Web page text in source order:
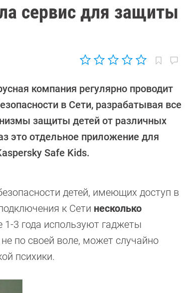
сервис для защиты
компания регулярно проводит
в Сети, разрабатывая все
защиты детей от различных
это отдельное приложение для
Safe Kids.
детей, имеющих доступ в
к Сети несколько
3 года используют гаджеты
по своей воле, может случайно
психики.